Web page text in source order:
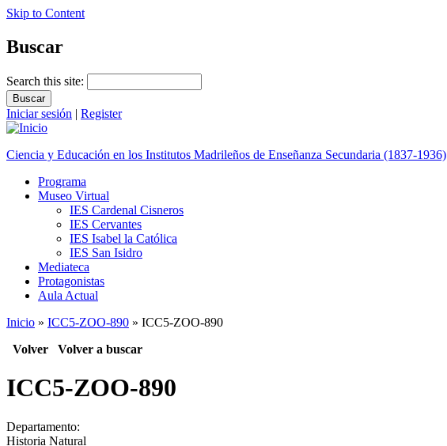
Skip to Content
Buscar
Search this site:
Iniciar sesión | Register
Ciencia y Educación en los Institutos Madrileños de Enseñanza Secundaria (1837-1936)
Programa
Museo Virtual
IES Cardenal Cisneros
IES Cervantes
IES Isabel la Católica
IES San Isidro
Mediateca
Protagonistas
Aula Actual
Inicio » ICC5-ZOO-890 » ICC5-ZOO-890
Volver Volver a buscar
ICC5-ZOO-890
Departamento:
Historia Natural